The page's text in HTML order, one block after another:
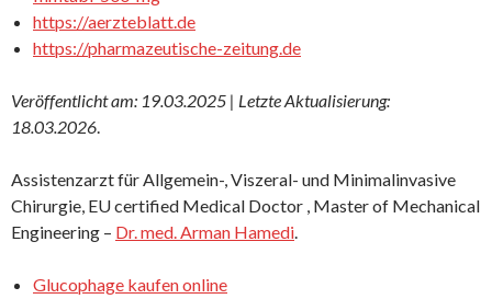
https://aerzteblatt.de
https://pharmazeutische-zeitung.de
Veröffentlicht am: 19.03.2025 | Letzte Aktualisierung:
18.03.2026.
Assistenzarzt für Allgemein-, Viszeral- und Minimalinvasive
Chirurgie, EU certified Medical Doctor , Master of Mechanical
Engineering – Dr. med. Arman Hamedi.
Glucophage kaufen online